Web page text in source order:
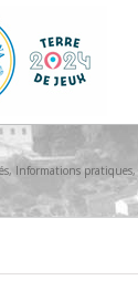
, Informations pratiques,